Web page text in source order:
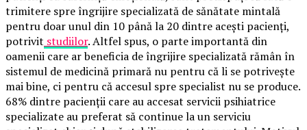
trimitere spre îngrijire specializată de sănătate mintală
pentru doar unul din 10 până la 20 dintre acești pacienți,
potrivit studiilor. Altfel spus, o parte importantă din
oamenii care ar beneficia de îngrijire specializată rămân în
sistemul de medicină primară nu pentru că li se potrivește
mai bine, ci pentru că accesul spre specialist nu se produce.
68% dintre pacienții care au accesat servicii psihiatrice
specializate au preferat să continue la un serviciu